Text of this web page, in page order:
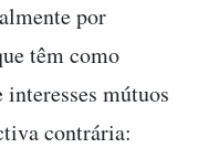
por
têm como
mútuos
contrária: